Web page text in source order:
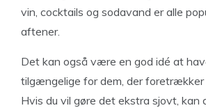
vin, cocktails og sodavand er alle
aftener.
Det kan også være en god idé at
tilgængelige for dem, der foretrækker
Hvis du vil gøre det ekstra sjovt, kan